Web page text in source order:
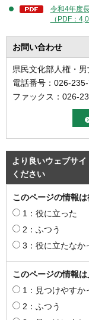
令和4年度
（PDF：
お問い合わせ
県民文化部人権・
電話番号：026-
ファックス：026-
より良いウェブサ
ください
このページの情報
1：役に立った
2：ふつう
3：役に立たなか
このページの情報
1：見つけやすか
2：ふつう